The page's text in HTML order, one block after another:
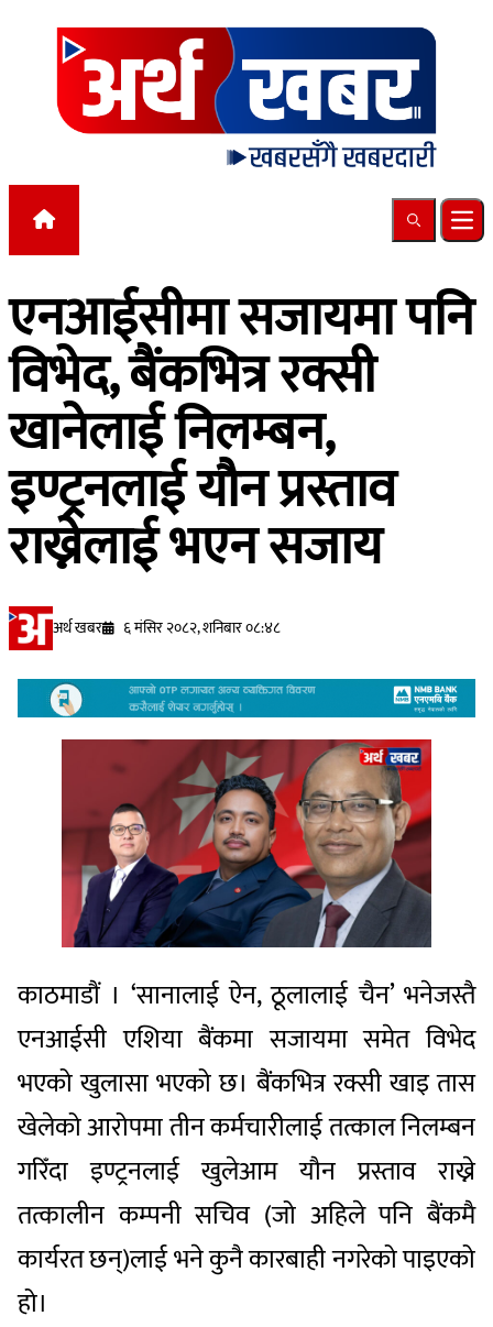
Skip to content
Search
एनआईसीमा सजायमा पनि
विभेद, बैंकभित्र रक्सी
खानेलाई निलम्बन,
इण्ट्रनलाई यौन प्रस्ताव
राख्नेलाई भएन सजाय
अर्थ खबर ६ मंसिर २०८२, शनिबार ०८:४८
काठमाडौं । ‘सानालाई ऐन, ठूलालाई चैन’ भनेजस्तै
एनआईसी एशिया बैंकमा सजायमा समेत विभेद
भएको खुलासा भएको छ। बैंकभित्र रक्सी खाइ तास
खेलेको आरोपमा तीन कर्मचारीलाई तत्काल निलम्बन
गरिँदा इण्ट्रनलाई खुलेआम यौन प्रस्ताव राख्ने
तत्कालीन कम्पनी सचिव (जो अहिले पनि बैंकमै
कार्यरत छन्)लाई भने कुनै कारबाही नगरेको पाइएको
हो।